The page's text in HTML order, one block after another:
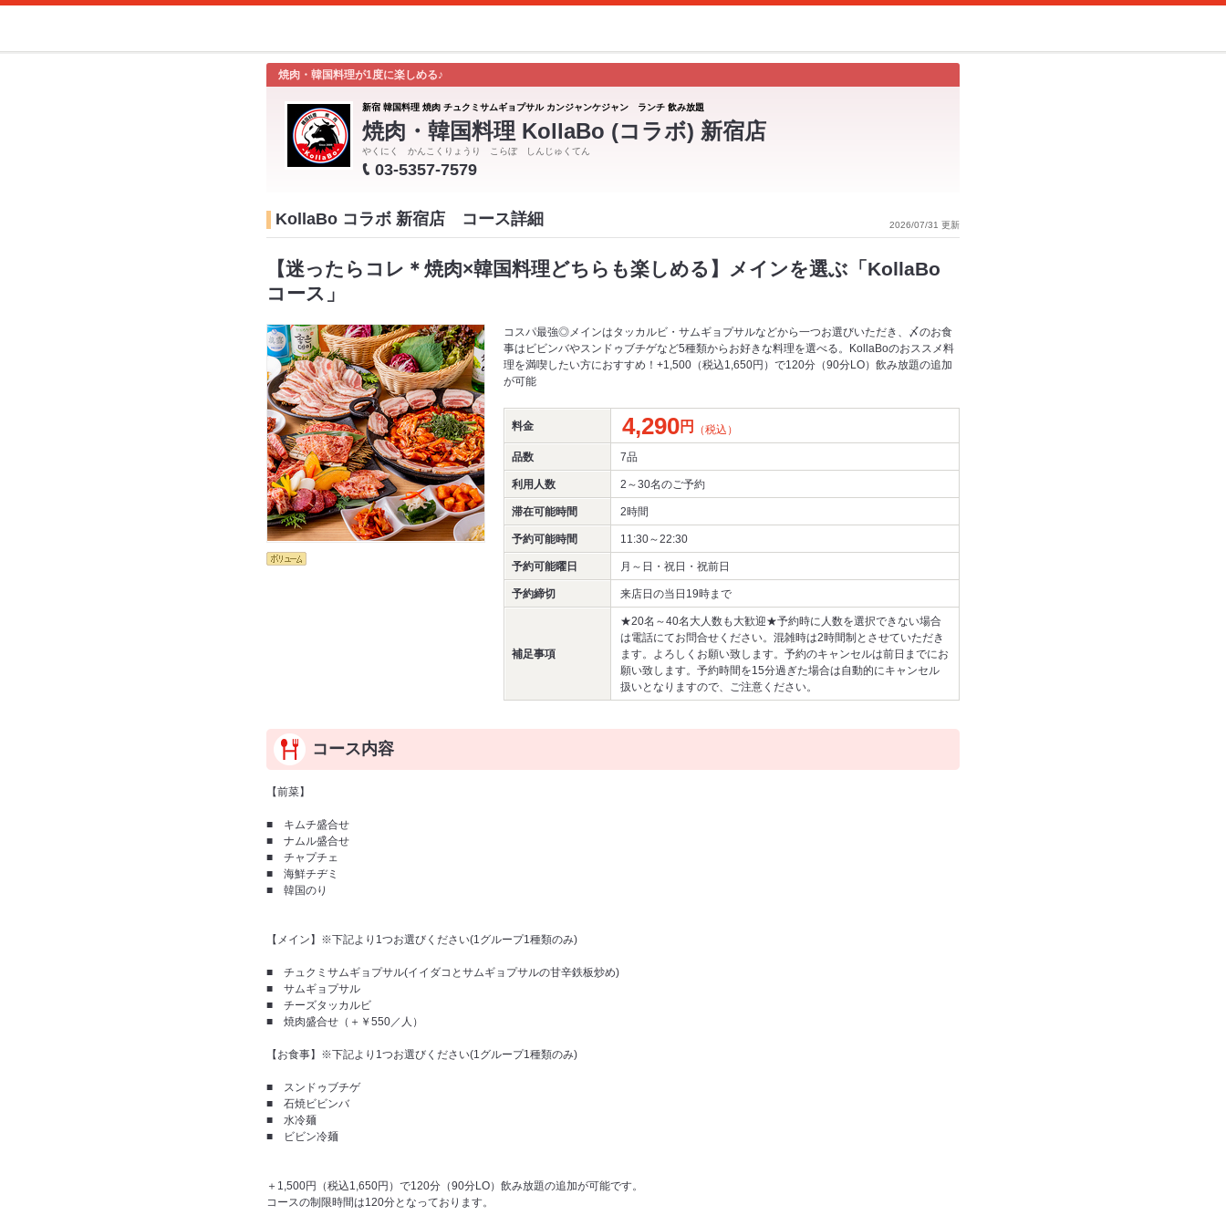
焼肉・韓国料理が1度に楽しめる♪
新宿 韓国料理 焼肉 チュクミサムギョプサル カンジャンケジャン ランチ 飲み放題
焼肉・韓国料理 KollaBo (コラボ) 新宿店
やくにく かんこくりょうり こらぼ しんじゅくてん
03-5357-7579
2026/07/31 更新
KollaBo コラボ 新宿店 コース詳細
【迷ったらコレ＊焼肉×韓国料理どちらも楽しめる】メインを選ぶ「KollaBo
コース」
コスパ最強◎メインはタッカルビ・サムギョプサルなどから一つお選びいただき、〆のお食
事はビビンバやスンドゥブチゲなど5種類からお好きな料理を選べる。KollaBoのおススメ料
理を満喫したい方におすすめ！+1,500（税込1,650円）で120分（90分LO）飲み放題の追加
が可能
料金 4,290円 （税込）
品数 7品
利用人数 2～30名のご予約
滞在可能時間 2時間
予約可能時間 11:30～22:30
予約可能曜日 月～日・祝日・祝前日
予約締切 来店日の当日19時まで
補足事項
★20名～40名大人数も大歓迎★予約時に人数を選択できない場合
は電話にてお問合せください。混雑時は2時間制とさせていただき
ます。よろしくお願い致します。予約のキャンセルは前日までにお
願い致します。予約時間を15分過ぎた場合は自動的にキャンセル
扱いとなりますので、ご注意ください。
コース内容
【前菜】
■ キムチ盛合せ
■ ナムル盛合せ
■ チャプチェ
■ 海鮮チヂミ
■ 韓国のり
【メイン】※下記より1つお選びください(1グループ1種類のみ)
■ チュクミサムギョプサル(イイダコとサムギョプサルの甘辛鉄板炒め)
■ サムギョプサル
■ チーズタッカルビ
■ 焼肉盛合せ（＋￥550／人）
【お食事】※下記より1つお選びください(1グループ1種類のみ)
■ スンドゥブチゲ
■ 石焼ビビンバ
■ 水冷麺
■ ビビン冷麺
＋1,500円（税込1,650円）で120分（90分LO）飲み放題の追加が可能です。
コースの制限時間は120分となっております。